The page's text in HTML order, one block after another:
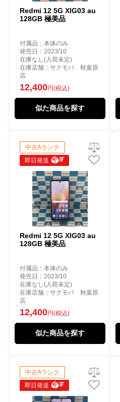
Redmi 12 5G XIG03 au
128GB 極美品
付属品：本体のみ
発売日：2023/10
在庫なし(入荷未定)
在庫店舗：サクモバ 秋葉原
店
12,400円(税込)
似た商品を探す
中古Aランク
即日発送
Redmi 12 5G XIG03 au
128GB 極美品
付属品：本体のみ
発売日：2023/10
在庫なし(入荷未定)
在庫店舗：サクモバ 秋葉原
店
12,400円(税込)
似た商品を探す
中古Aランク
即日発送